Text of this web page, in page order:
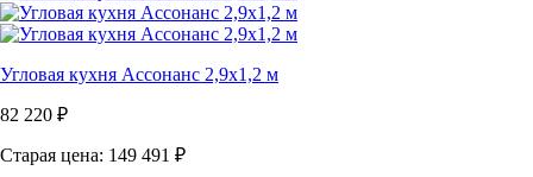
Угловая кухня Ассонанс 2,9х1,2 м
82 220 ₽
Старая цена: 149 491 ₽